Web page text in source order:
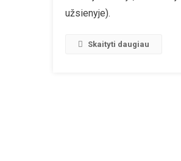
užsienyje).
Skaityti daugiau